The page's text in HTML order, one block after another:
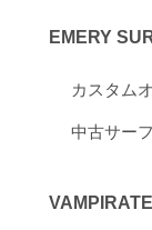
EMERY
カスタム
中古サー